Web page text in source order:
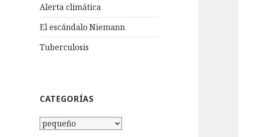
Alerta climática
El escándalo Niemann
Tuberculosis
CATEGORÍAS
Categorías